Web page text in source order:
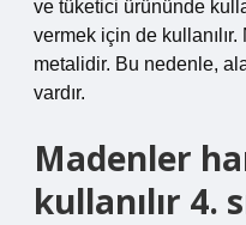
ve tüketici ürününde
vermek için de
metalidir. Bu nedenle,
vardır.
Madenler
kullanılır 4.